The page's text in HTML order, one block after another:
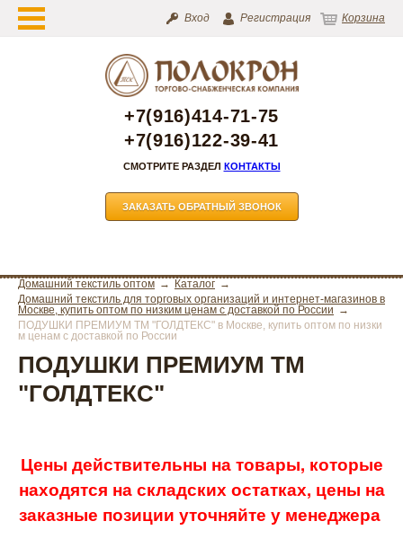
Вход Регистрация Корзина
+7(916)414-71-75
+7(916)122-39-41
СМОТРИТЕ РАЗДЕЛ КОНТАКТЫ
ЗАКАЗАТЬ ОБРАТНЫЙ ЗВОНОК
Домашний текстиль оптом
Каталог
Домашний текстиль для торговых организаций и интернет-магазинов в
Москве, купить оптом по низким ценам с доставкой по России
ПОДУШКИ ПРЕМИУМ ТМ "ГОЛДТЕКС" в Москве, купить оптом по низки
м ценам с доставкой по России
ПОДУШКИ ПРЕМИУМ ТМ
"ГОЛДТЕКС"
Цены действительны на товары, которые
находятся на складских остатках, цены на
заказные позиции уточняйте у менеджера